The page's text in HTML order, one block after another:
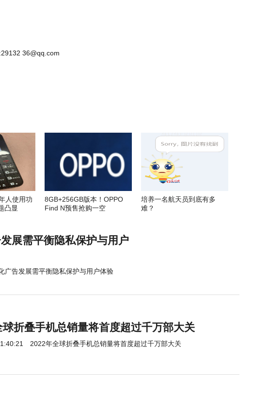
36@qq.com
人使用功
凸显
8GB+256GB版本！OPPO
Find N预售抢购一空
培养一名航天员到底有多
难？
展需平衡隐私保护与用户
广告发展需平衡隐私保护与用户体验
球折叠手机总销量将首度超过千万部大关
2022年全球折叠手机总销量将首度超过千万部大关